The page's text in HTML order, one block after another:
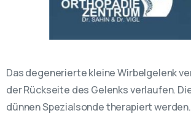
Das degenerierte kleine Wirbelgelenk
der Rückseite des Gelenks verlaufen.
dünnen Spezialsonde therapiert